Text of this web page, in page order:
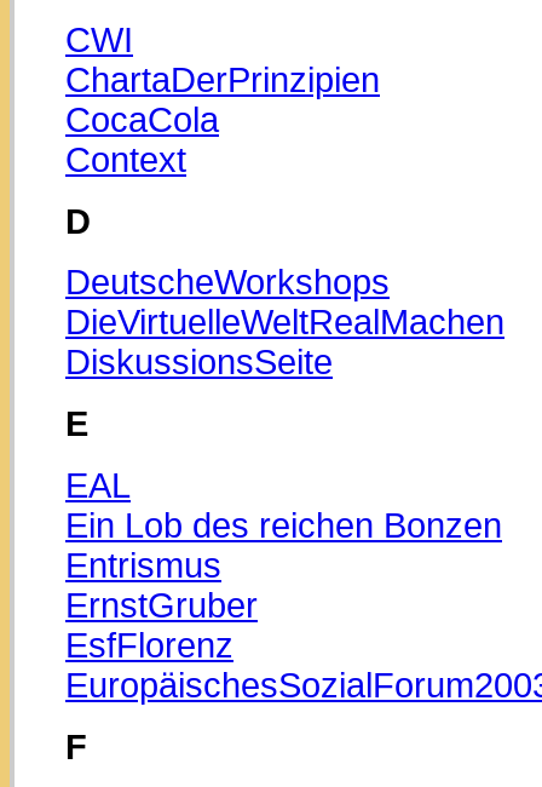
CWI
ChartaDerPrinzipien
CocaCola
Context
D
DeutscheWorkshops
DieVirtuelleWeltRealMachen
DiskussionsSeite
E
EAL
Ein Lob des reichen Bonzen
Entrismus
ErnstGruber
EsfFlorenz
F